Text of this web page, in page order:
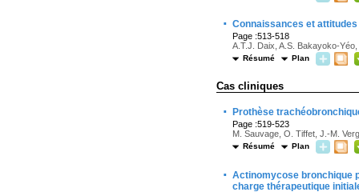
· Connaissances et
Page :513-518
A.T.J. Daix, A.S. Bakayoko-
Résumé Plan
Cas cliniques
· Prothèse
Page :519-523
M. Sauvage, O. Tiffet, J.-M.
Résumé Plan
· Actinomycose bronchique
charge thérapeutique